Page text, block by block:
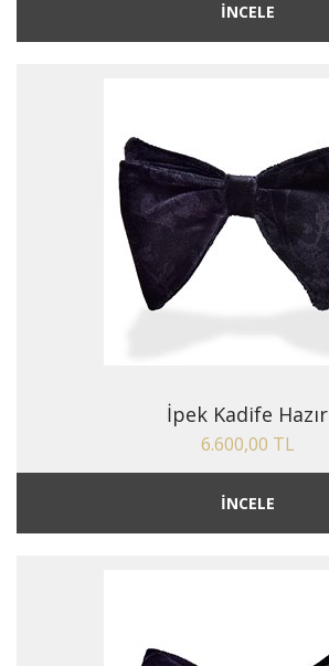
İNCELE
İpek Kadife Hazır
6.600,00 TL
İNCELE